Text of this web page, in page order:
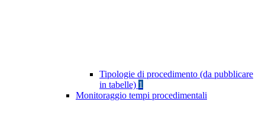
Tipologie di procedimento (da pubblicare
in tabelle) 1
Monitoraggio tempi procedimentali